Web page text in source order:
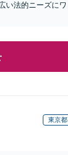
い法的ニーズにワ
東京都